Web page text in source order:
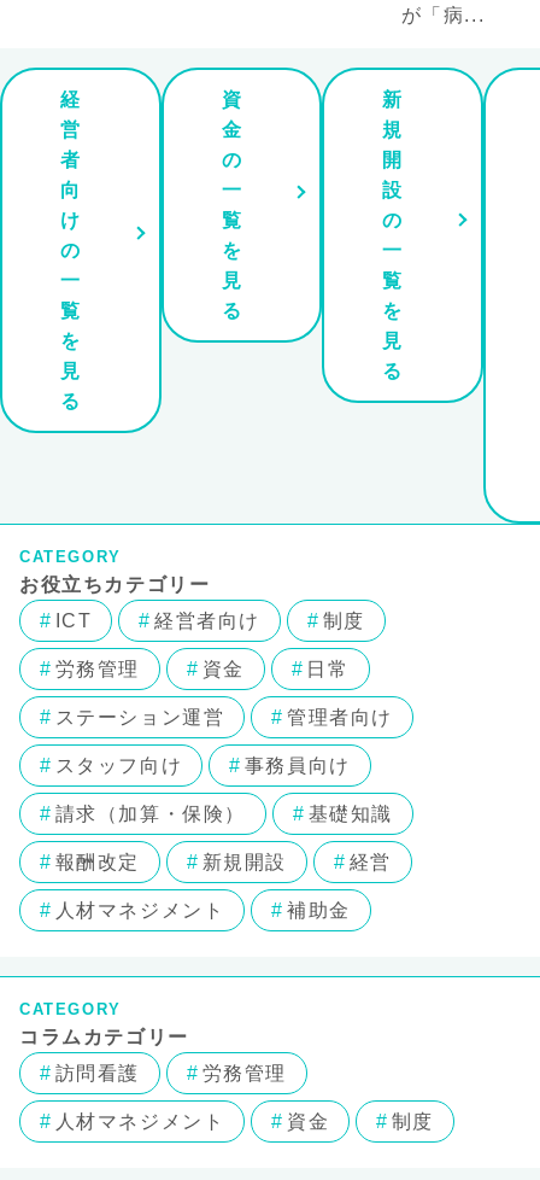
が「病...
経
営
者
向
け
の
一
覧
を
見
る
資
金
の
一
覧
を
見
る
新
規
開
設
の
一
覧
を
見
る
CATEGORY
お役立ちカテゴリー
ICT
経営者向け 制度
労務管理 資金 日常
ステーション運営 管理者向け
スタッフ向け 事務員向け
請求（加算・保険） 基礎知識
報酬改定 新規開設 経営
人材マネジメント 補助金
CATEGORY
コラムカテゴリー
訪問看護
労務管理
人材マネジメント 資金 制度